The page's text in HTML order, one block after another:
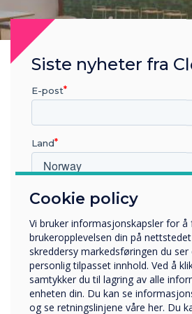
Cookie policy
Vi bruker informasjonskapsler for å
brukeropplevelsen din på
skreddersy markedsføringen du ser
personlig tilpasset innhold. Ved å
samtykker du til lagring av alle
enheten din. Du kan se
og se retningslinjene våre her. Du
Siste nyheter fra
E-post
Land
Hvilken bransje jobber du i?
Företag
Övriga
Selskapets navn